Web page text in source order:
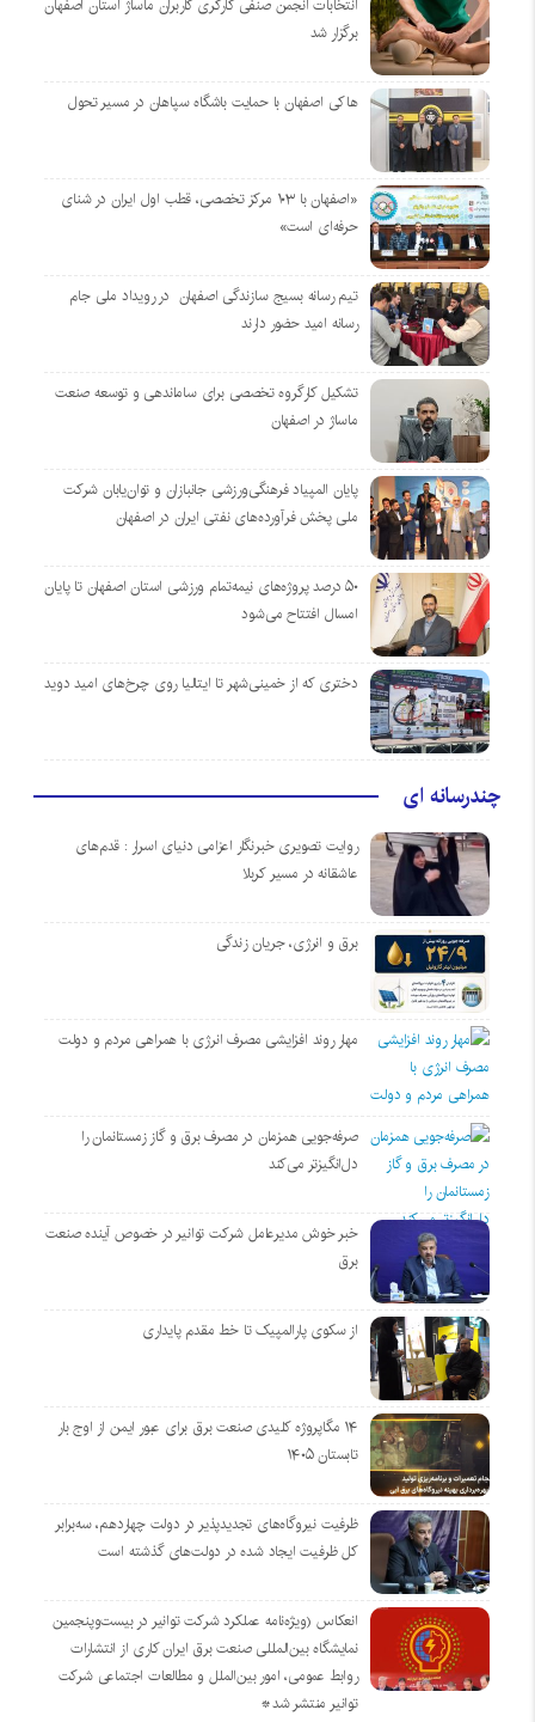
انتخابات انجمن صنفی کارگری کاربران ماساژ استان اصفهان
برگزار شد
هاکی اصفهان با حمایت باشگاه سپاهان در مسیر تحول
«اصفهان با ۱۰۳ مرکز تخصصی، قطب اول ایران در شنای
حرفه‌ای است»
تیم رسانه بسیج سازندگی اصفهان در رویداد ملی جام
رسانه امید حضور دارند
تشکیل کارگروه تخصصی برای ساماندهی و توسعه صنعت
ماساژ در اصفهان
پایان المپیاد فرهنگی‌ورزشی جانبازان و توان‌یابان شرکت
ملی پخش فرآورده‌های نفتی ایران در اصفهان
۵۰ درصد پروژه‌های نیمه‌تمام ورزشی استان اصفهان تا پایان
امسال افتتاح می‌شود
دختری که از خمینی‌شهر تا ایتالیا روی چرخ‌های امید دوید
چندرسانه ای
روایت تصویری خبرنگار اعزامی دنیای اسرار : قدم‌های
عاشقانه در مسیر کربلا
برق و انرژی، جریان زندگی
مهار روند افزایشی مصرف انرژی با همراهی مردم و دولت
صرفه‌جویی همزمان در مصرف برق و گاز زمستانمان را
دل‌انگیزتر می‌کند
خبر خوش مدیرعامل شرکت توانیر در خصوص آینده صنعت
برق
از سکوی پارالمپیک تا خط مقدم پایداری
۱۴ مگاپروژه‌ کلیدی صنعت برق برای عبور ایمن از اوج بار
تابستان ۱۴۰۵
ظرفیت نیروگاه‌های تجدیدپذیر در دولت چهاردهم، سه‌برابر
کل ظرفیت ایجاد شده در دولت‌های گذشته است
انعکاس (ویژه‌نامه عملکرد شرکت توانیر در بیست‌وپنجمین
نمایشگاه بین‌المللی صنعت برق ایران کاری از انتشارات
روابط عمومی، امور بین‌الملل و مطالعات اجتماعی شرکت
توانیر منتشر شد*